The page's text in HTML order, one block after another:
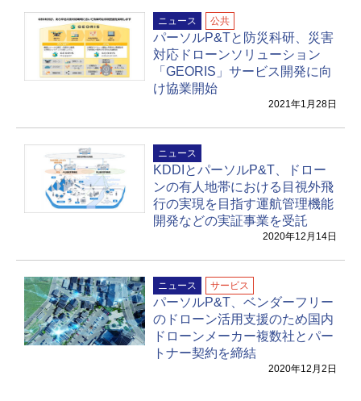
ニュース 公共
パーソルP&Tと防災科研、災害
対応ドローンソリューション
「GEORIS」サービス開発に向
け協業開始
2021年1月28日
ニュース
KDDIとパーソルP&T、ドロー
ンの有人地帯における目視外飛
行の実現を目指す運航管理機能
開発などの実証事業を受託
2020年12月14日
ニュース サービス
パーソルP&T、ベンダーフリー
のドローン活用支援のため国内
ドローンメーカー複数社とパー
トナー契約を締結
2020年12月2日